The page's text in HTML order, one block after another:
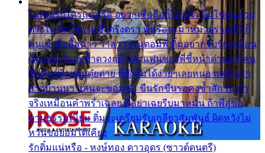
ไม่เคยรักใครแน่หรือ อยากเชื่อถือก็ไม่กล้า ติ๋มใช่คนสวย
ตรึงใจ ติ๋มใช่งามซึ้งตรึงตรา พี่หรือจะมาหมายร่วมชีวี ก็
คนเขาลืออื้อฉาว ว่าสาวๆรุมตอมพี่ ติ๋มอยากรับรักเหมือน
กัน แต่หวั่นจะช้ำดวงฤดี กลัวแฟนของพี่ชี้หน้าด่าทอ ก็คน
ชื่อต๋อยต้อยตุ้มตุ๋ยต่าย พี่ยังลืมได้ง่ายๆเลยหนอ แค่ตัวเรา
สาวบ้านนา แสนจะซอมซ่อ ขืนรักขืนรอคงช้ำสักวัน ถ้า
จริงเหมือนคำพร่ำเฉลย พี่อย่าเฉยรีบมาหมั้น ถ้าพี่สู่ขอ
ตามธรรมเนียม ติ๋มจะเตรียมรับเกลียวสัมพันธ์ ผิดหวังไม่
หวั่นขอยอมได้เคียง
รักติ๋มแน่หรือ - หงษ์ทอง ดาวอุดร (ซาวด์ดนตรี)